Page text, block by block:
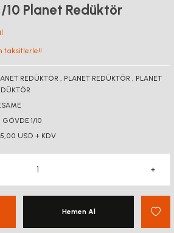
10 Planet Redüktör
taksitlerle!!
REDÜKTÖR , PLANET REDÜKTÖR , PLANET
GÖVDE 1/10
USD + KDV
Hemen Al